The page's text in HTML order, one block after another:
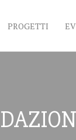
PROGETTI